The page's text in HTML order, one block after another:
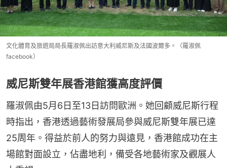
文化體育及旅遊局局長羅淑佩出訪意大利威尼斯及法國波爾多。（羅淑佩
facebook）
威尼斯雙年展香港館獲高度評價
羅淑佩由5月6日至13日訪問歐洲。她回顧威尼斯行程
時指出，香港透過藝術發展局參與威尼斯雙年展已達
25周年。得益於前人的努力與遠見，香港館成功在主
場館對面設立，佔盡地利，備受各地藝術家及觀展人